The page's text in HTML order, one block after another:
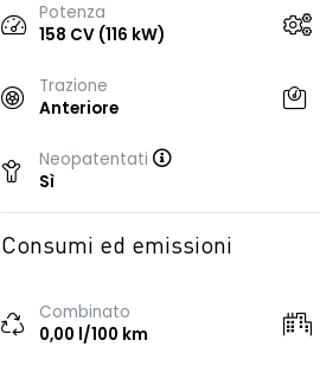
Potenza
158 CV (116 kW)
Trazione
Anteriore
Neopatentati
Sì
Consumi ed emissioni
Combinato
0,00 l/100 km